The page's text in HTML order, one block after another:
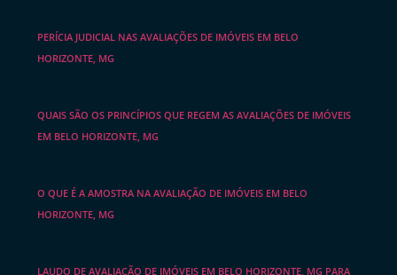
PERÍCIA JUDICIAL NAS AVALIAÇÕES DE IMÓVEIS EM BELO
HORIZONTE, MG
QUAIS SÃO OS PRINCÍPIOS QUE REGEM AS AVALIAÇÕES DE IMÓVEIS
EM BELO HORIZONTE, MG
O QUE É A AMOSTRA NA AVALIAÇÃO DE IMÓVEIS EM BELO
HORIZONTE, MG
LAUDO DE AVALIAÇÃO DE IMÓVEIS EM BELO HORIZONTE, MG PARA